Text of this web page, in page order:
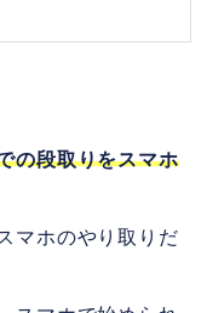
の段取りをスマホ
マホのやり取りだ